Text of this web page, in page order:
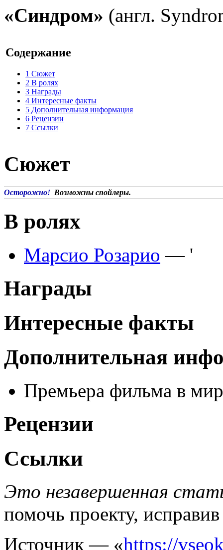
«Синдром» (англ.
Содержание
1 Сюжет
2 В ролях
3 Награды
4 Интересные факты
5 Дополнительная информация
6 Рецензии
7 Ссылки
Сюжет
Осторожно! Возможны спойлеры.
В ролях
Марсио Розарио — '
Награды
Интересные факты
Дополнительная
Премьера фильма в
Рецензии
Ссылки
Это незавершенная
помочь проекту,
Источник — «https://